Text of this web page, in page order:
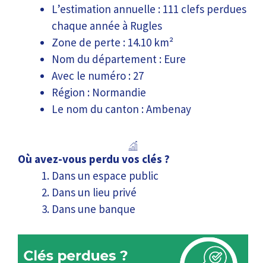
L’estimation annuelle : 111 clefs perdues
chaque année à Rugles
Zone de perte : 14.10 km²
Nom du département : Eure
Avec le numéro : 27
Région : Normandie
Le nom du canton : Ambenay
Où avez-vous perdu vos clés ?
Dans un espace public
Dans un lieu privé
Dans une banque